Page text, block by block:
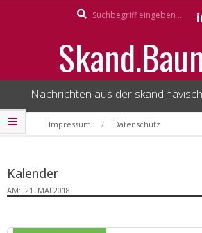
Nachrichten aus der
Secondary
Navigation
Impressum Datenschutz
Kalender
AM: 21. MAI 2018